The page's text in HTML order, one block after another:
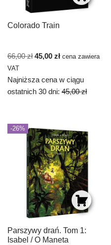
Colorado Train
66,00zł 45,00 zł cena zawiera
VAT
Najniższa cena w ciągu
ostatnich 30 dni: 45,00 zł
-26%
Parszywy drań. Tom 1:
Isabel / O Maneta